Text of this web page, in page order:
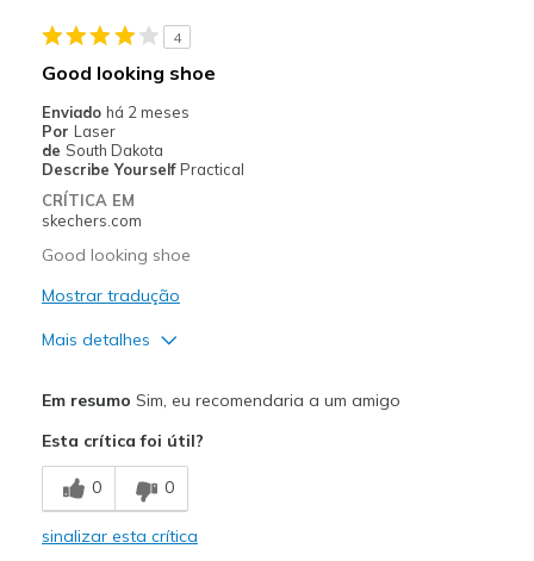
Sizing
View On Shoes
Shoes are for Wearing
4
Good looking shoe
Enviado há 2 meses
Por Laser
de South Dakota
Describe Yourself Practical
CRÍTICA EM
skechers.com
Good looking shoe
Mostrar tradução
Mais detalhes
Breathe Well
Stylish
Em resumo Sim, eu recomendaria a um amigo
Esta crítica foi útil?
0 0
sinalizar esta crítica